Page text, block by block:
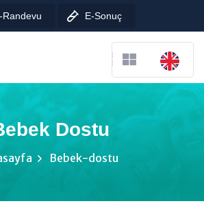
Randevu E-Sonuç
Dostu
Bebek-dostu